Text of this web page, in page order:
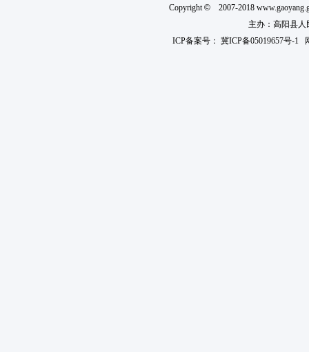
Copyright©2007-2018
主办：高阳县人
ICP备案号： 冀ICP备05019657号-1网